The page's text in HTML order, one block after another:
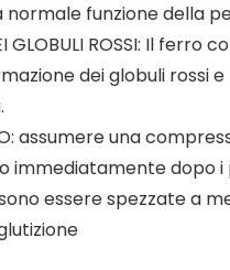
funzione della
GLOBULI ROSSI: Il ferro
dei globuli rossi e
assumere una
immediatamente dopo i
essere spezzate a